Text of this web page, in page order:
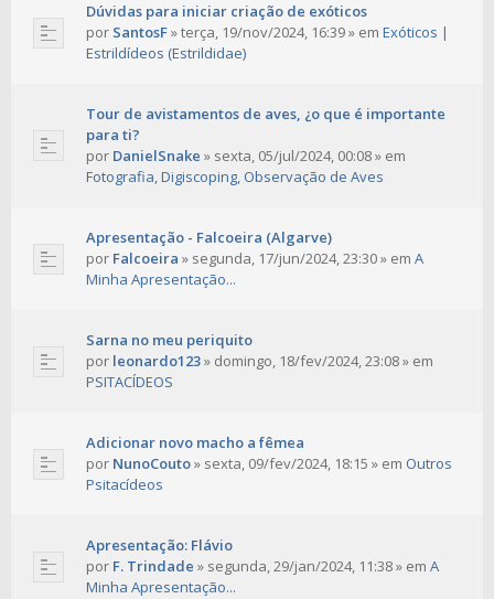
Dúvidas para iniciar criação de exóticos
por SantosF»terça, 19/nov/2024, 16:39» em Exóticos |
Estrildídeos (Estrildidae)
Tour de avistamentos de aves, ¿o que é importante
para ti?
por DanielSnake » sexta, 05/jul/2024, 00:08» em
Fotografia, Digiscoping, Observação de Aves
Apresentação - Falcoeira (Algarve)
por Falcoeira » segunda, 17/jun/2024, 23:30» em A
Minha Apresentação...
Sarna no meu periquito
por leonardo123» domingo, 18/fev/2024, 23:08» em
PSITACÍDEOS
Adicionar novo macho a fêmea
por NunoCouto» sexta, 09/fev/2024, 18:15 » em Outros
Psitacídeos
Apresentação: Flávio
por F. Trindade » segunda, 29/jan/2024, 11:38» em A
Minha Apresentação...